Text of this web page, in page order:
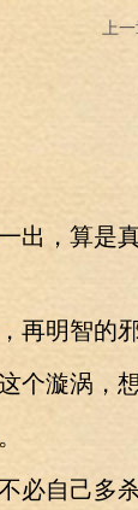
上
算是真
明智的邪
漩涡，想
自己多杀